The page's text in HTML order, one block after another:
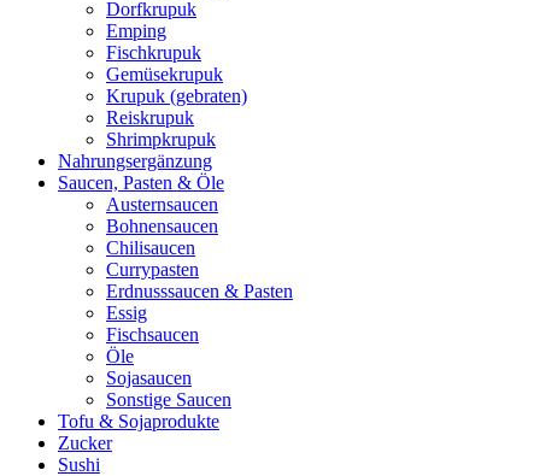
Dorfkrupuk
Emping
Fischkrupuk
Gemüsekrupuk
Krupuk (gebraten)
Reiskrupuk
Shrimpkrupuk
Nahrungsergänzung
Saucen, Pasten & Öle
Austernsaucen
Bohnensaucen
Chilisaucen
Currypasten
Erdnusssaucen & Pasten
Essig
Fischsaucen
Öle
Sojasaucen
Sonstige Saucen
Tofu & Sojaprodukte
Zucker
Sushi